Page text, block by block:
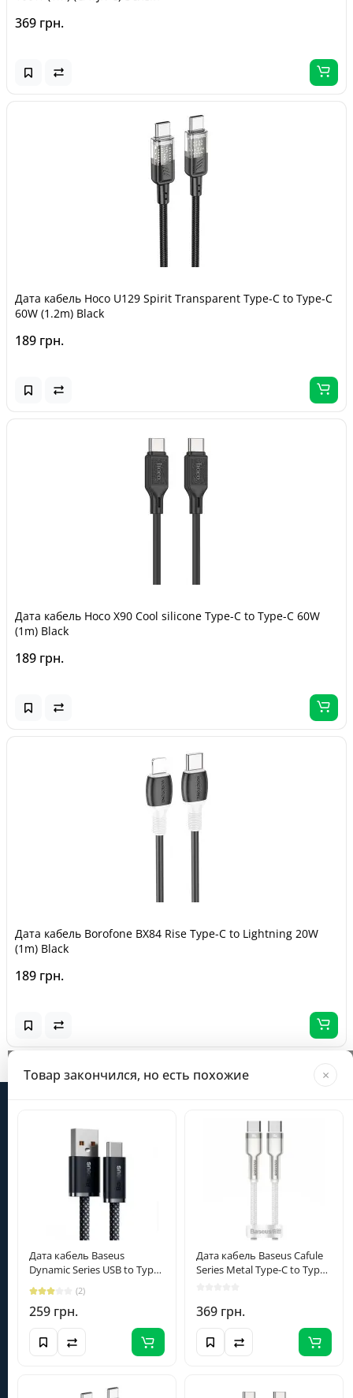
369 грн.
Дата кабель Hoco U129 Spirit Transparent Type-C to Type-C
60W (1.2m) Black
189 грн.
Дата кабель Hoco X90 Cool silicone Type-C to Type-C 60W
(1m) Black
189 грн.
Дата кабель Borofone BX84 Rise Type-C to Lightning 20W
(1m) Black
189 грн.
Товар закончился, но есть похожие ×
Дата кабель Baseus
Dynamic Series USB to Type-
C 100W (1m) (CALD000616)
Slate Gray
(2)
259 грн.
Дата кабель Baseus Cafule
Series Metal Type-C to Type-
369 грн.
Загрузка...
+380980986235
info@smartera.com.ua